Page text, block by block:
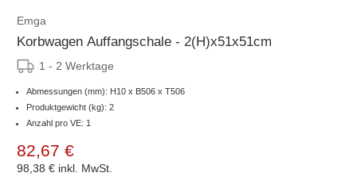
Emga
Korbwagen Auffangschale - 2(H)x51x51cm
1 - 2 Werktage
Abmessungen (mm): H10 x B506 x T506
Produktgewicht (kg): 2
Anzahl pro VE: 1
82,67 €
98,38 € inkl. MwSt.